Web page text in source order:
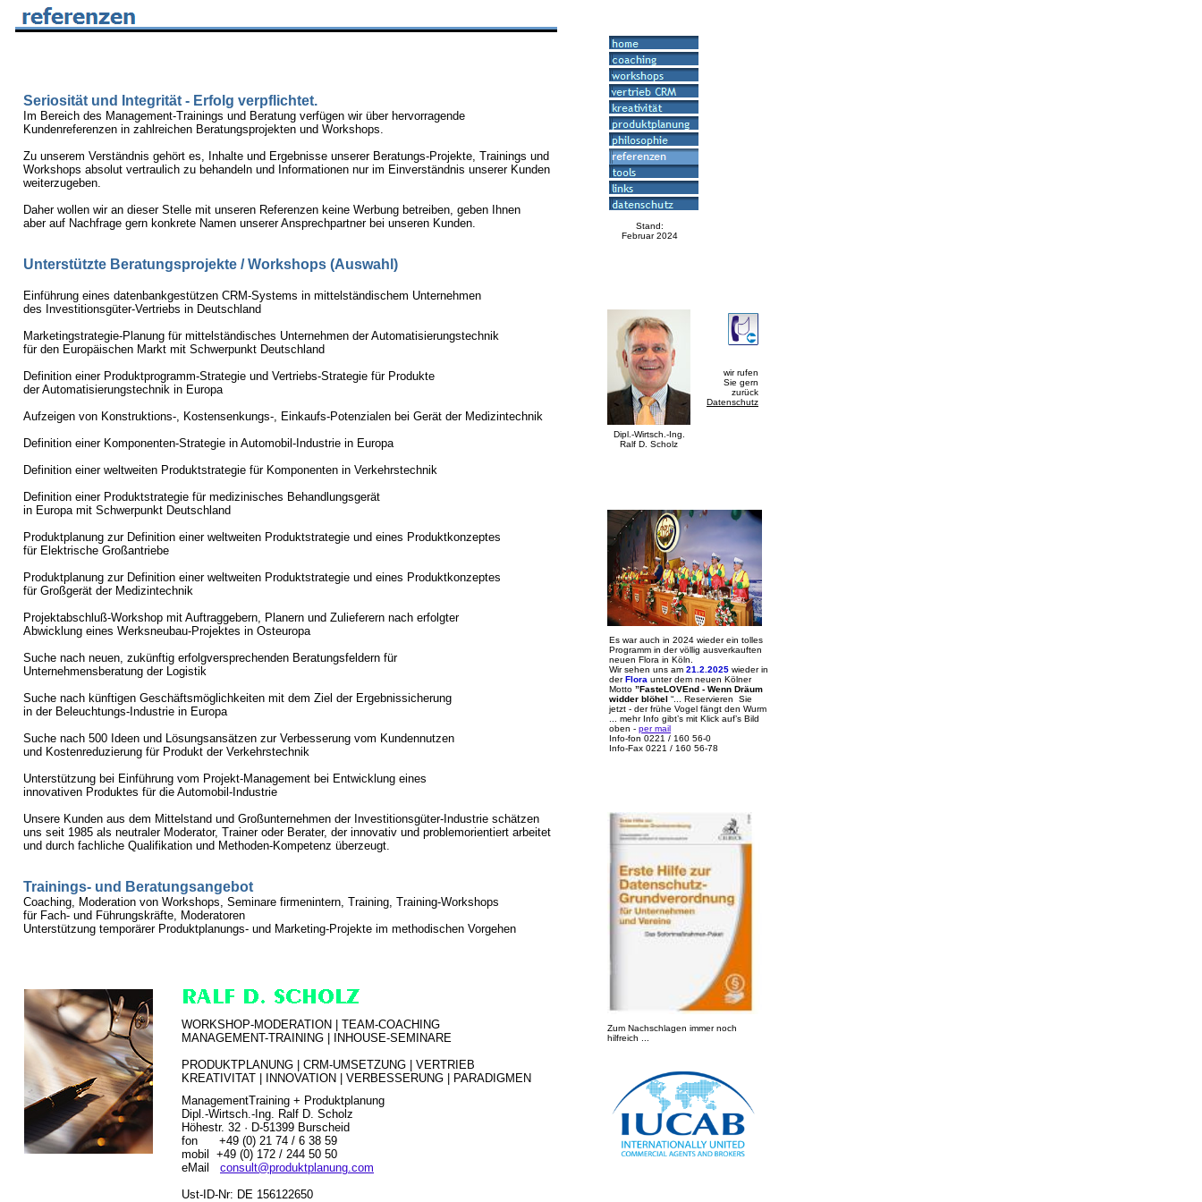
Seriosität und Integrität - Erfolg verpflichtet.
Im Bereich des Management-Trainings und Beratung verfügen wir über hervorragende
Kundenreferenzen in zahlreichen Beratungsprojekten und Workshops.
Zu unserem Verständnis gehört es, Inhalte und Ergebnisse unserer Beratungs-Projekte, Trainings und
Workshops absolut vertraulich zu behandeln und Informationen nur im Einverständnis unserer Kunden
weiterzugeben.
Daher wollen wir an dieser Stelle mit unseren Referenzen keine Werbung betreiben, geben Ihnen
aber auf Nachfrage gern konkrete Namen unserer Ansprechpartner bei unseren Kunden.
Unterstützte Beratungsprojekte / Workshops (Auswahl)
Einführung eines datenbankgestützen CRM-Systems in mittelständischem Unternehmen
des Investitionsgüter-Vertriebs in Deutschland
Marketingstrategie-Planung für mittelständisches Unternehmen der Automatisierungstechnik
für den Europäischen Markt mit Schwerpunkt Deutschland
Definition einer Produktprogramm-Strategie und Vertriebs-Strategie für Produkte
der Automatisierungstechnik in Europa
Aufzeigen von Konstruktions-, Kostensenkungs-, Einkaufs-Potenzialen bei Gerät der Medizintechnik
Definition einer Komponenten-Strategie in Automobil-Industrie in Europa
Definition einer weltweiten Produktstrategie für Komponenten in Verkehrstechnik
Definition einer Produktstrategie für medizinisches Behandlungsgerät
in Europa mit Schwerpunkt Deutschland
Produktplanung zur Definition einer weltweiten Produktstrategie und eines Produktkonzeptes
für Elektrische Großantriebe
Produktplanung zur Definition einer weltweiten Produktstrategie und eines Produktkonzeptes
für Großgerät der Medizintechnik
Projektabschluß-Workshop mit Auftraggebern, Planern und Zulieferern nach erfolgter
Abwicklung eines Werksneubau-Projektes in Osteuropa
Suche nach neuen, zukünftig erfolgversprechenden Beratungsfeldern für
Unternehmensberatung der Logistik
Suche nach künftigen Geschäftsmöglichkeiten mit dem Ziel der Ergebnissicherung
in der Beleuchtungs-Industrie in Europa
Suche nach 500 Ideen und Lösungsansätzen zur Verbesserung vom Kundennutzen
und Kostenreduzierung für Produkt der Verkehrstechnik
Unterstützung bei Einführung vom Projekt-Management bei Entwicklung eines
innovativen Produktes für die Automobil-Industrie
Unsere Kunden aus dem Mittelstand und Großunternehmen der Investitionsgüter-Industrie schätzen
uns seit 1985 als neutraler Moderator, Trainer oder Berater, der innovativ und problemorientiert arbeitet
und durch fachliche Qualifikation und Methoden-Kompetenz überzeugt.
Trainings- und Beratungsangebot
Coaching, Moderation von Workshops, Seminare firmenintern, Training, Training-Workshops
für Fach- und Führungskräfte, Moderatoren
Unterstützung temporärer Produktplanungs- und Marketing-Projekte im methodischen Vorgehen
WORKSHOP-MODERATION | TEAM-COACHING
MANAGEMENT-TRAINING |
INHOUSE-SEMINARE
PRODUKTPLANUNG | CRM-UMSETZUNG | VERTRIEB
KREATIVITAT | INNOVATION | VERBESSERUNG | PARADIGMEN
ManagementTraining + Produktplanung
Dipl.-Wirtsch.-Ing. Ralf D. Scholz
Höhestr. 32 · D-51399 Burscheid
fon +49 (0) 21 74 / 6 38 59
mobil +49 (0) 172 / 244 50 50
eMail consult@produktplanung.com
Ust-ID-Nr: DE 156122650
Stand:
Februar 2024
Dipl.-Wirtsch.-Ing.
Ralf D. Scholz
wir rufen
Sie gern
zurück
Datenschutz
Es war auch in 2024 wieder ein tolles
Programm in der völlig ausverkauften
neuen Flora in Köln.
Wir sehen uns am 21.2.2025 wieder in
derFlora unter dem neuen Kölner
Motto ”FasteLOVEnd - Wenn Dräum
widder blöhel “... Reservieren Sie
jetzt - der frühe Vogel fängt den Wurm
... mehr Info gibt’s mit Klick auf’s Bild
oben - per mail
Info-fon 0221 / 160 56-0
Info-Fax 0221 / 160 56-78
Zum Nachschlagen immer noch
hilfreich ...